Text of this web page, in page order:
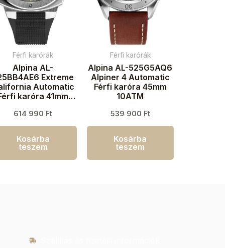
Férfi karórák
Alpina AL-
Extreme
Automatic
karóra 41mm
614 990 Ft
Kosárba
teszem
Férfi karórák
Alpina AL-525G5AQ6
Alpiner 4 Automatic
Férfi karóra 45mm
10ATM
539 900 Ft
Kosárba
teszem